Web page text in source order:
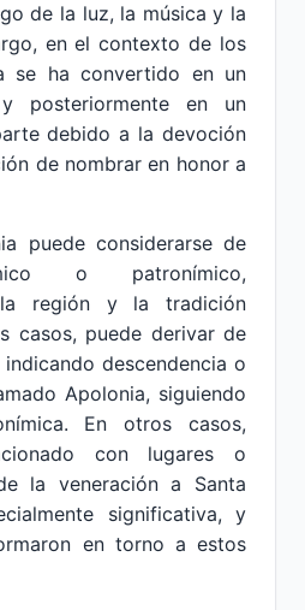
de la luz, la música y la
en el contexto de los
se ha convertido en un
posteriormente en un
debido a la devoción
de nombrar en honor a
puede considerarse de
o patronímico,
la región y la tradición
casos, puede derivar de
descendencia o
Apolonia, siguiendo
En otros casos,
con lugares o
la veneración a Santa
significativa, y
en torno a estos